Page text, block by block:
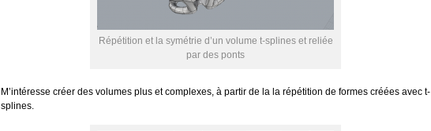
Répétition et la symétrie d’un volume t-splines et reliée
par des ponts
M’intéresse créer des volumes plus et complexes, à partir de la la répétition de formes créées avec t-
splines.